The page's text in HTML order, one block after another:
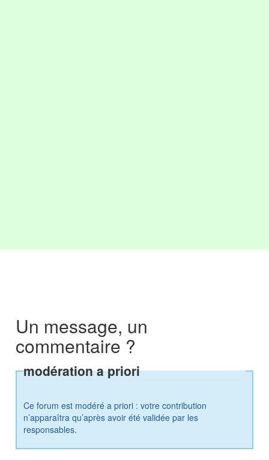
Un message, un
commentaire ?
modération a priori
Ce forum est modéré a priori : votre contribution
n’apparaîtra qu’après avoir été validée par les
responsables.